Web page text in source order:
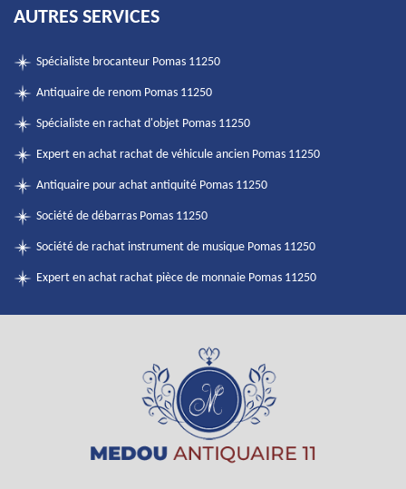
AUTRES SERVICES
Spécialiste brocanteur Pomas 11250
Antiquaire de renom Pomas 11250
Spécialiste en rachat d'objet Pomas 11250
Expert en achat rachat de véhicule ancien Pomas 11250
Antiquaire pour achat antiquité Pomas 11250
Société de débarras Pomas 11250
Société de rachat instrument de musique Pomas 11250
Expert en achat rachat pièce de monnaie Pomas 11250